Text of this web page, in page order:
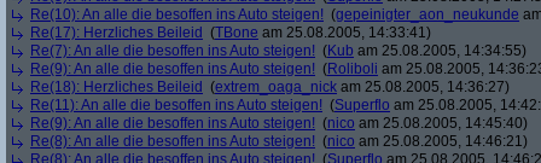
Re(10): An alle die besoffen ins Auto steigen! (gepeinigter_aon_neukunde
Re(17): Herzliches Beileid (TBone am 25.08.2005, 14:33:41)
Re(7): An alle die besoffen ins Auto steigen! (Kub am 25.08.2005, 14:34:55)
Re(9): An alle die besoffen ins Auto steigen! (Roliboli am 25.08.2005,
Re(18): Herzliches Beileid (extrem_oaga_nick am 25.08.2005, 14:36:27)
Re(11): An alle die besoffen ins Auto steigen! (Superflo am 25.08.2005,
Re(9): An alle die besoffen ins Auto steigen! (nico am 25.08.2005, 14:45:40)
Re(8): An alle die besoffen ins Auto steigen! (nico am 25.08.2005, 14:46:21)
Re(8): An alle die besoffen ins Auto steigen! (Superflo am 25.08.2005,